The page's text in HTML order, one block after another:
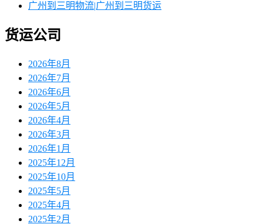
广州到三明物流|广州到三明货运
货运公司
2026年8月
2026年7月
2026年6月
2026年5月
2026年4月
2026年3月
2026年1月
2025年12月
2025年10月
2025年5月
2025年4月
2025年2月